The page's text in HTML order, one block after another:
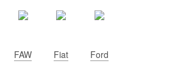
FAW Fiat Ford